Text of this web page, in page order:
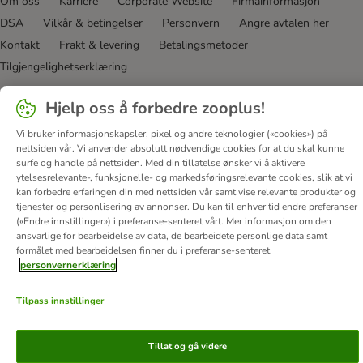
DSA
Vilkår & betingelser Personvern
Angre avtalen her
Kontakt
Frakt & levering
Betalingsmetoder
Tilgjengelighetserklæring
© zooplus SE 2026
Hjelp oss å forbedre zooplus!
Vi bruker informasjonskapsler, pixel og andre teknologier («cookies») på
nettsiden vår. Vi anvender absolutt nødvendige cookies for at du skal kunne
surfe og handle på nettsiden. Med din tillatelse ønsker vi å aktivere
ytelsesrelevante-, funksjonelle- og markedsføringsrelevante cookies, slik at vi
kan forbedre erfaringen din med nettsiden vår samt vise relevante produkter og
tjenester og personlisering av annonser. Du kan til enhver tid endre preferanser
(«Endre innstillinger») i preferanse-senteret vårt. Mer informasjon om den
ansvarlige for bearbeidelse av data, de bearbeidete personlige data samt
formålet med bearbeidelsen finner du i preferanse-senteret.
personvernerklæring
Tilpass innstillinger
Tillat og gå videre